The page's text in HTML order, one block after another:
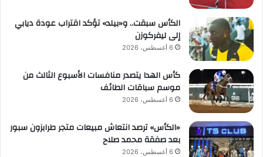
الكأس سبقت.. و«بيلد» تؤكد اقتراب عودة ديابي
إلى ليفركوزن
6 أغسطس، 2026
كأس الهدا يتصدر منافسات الأسبوع الثالث من
موسم سباقات الطائف
6 أغسطس، 2026
«الكأس» ترصد انتعاش مبيعات متجر طرابزون سبور
بعد صفقة محمد صلاح
6 أغسطس، 2026